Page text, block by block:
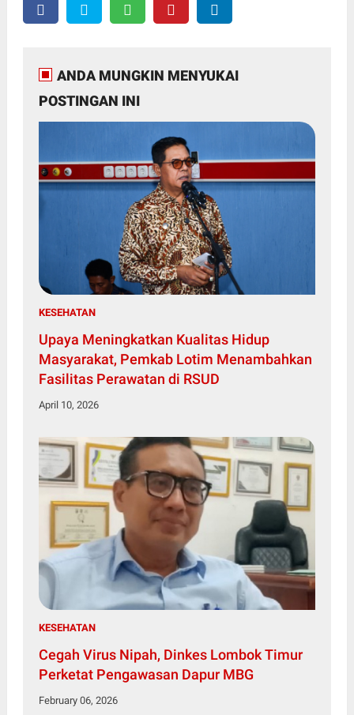
ANDA MUNGKIN MENYUKAI
POSTINGAN INI
KESEHATAN
Upaya Meningkatkan Kualitas Hidup
Masyarakat, Pemkab Lotim Menambahkan
Fasilitas Perawatan di RSUD
April 10, 2026
KESEHATAN
Cegah Virus Nipah, Dinkes Lombok Timur
Perketat Pengawasan Dapur MBG
February 06, 2026